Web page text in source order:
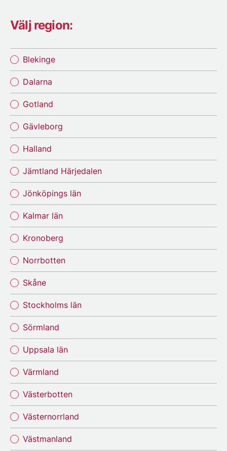
Välj region:
Blekinge
Dalarna
Gotland
Gävleborg
Halland
Jämtland Härjedalen
Jönköpings län
Kalmar län
Kronoberg
Norrbotten
Skåne
Stockholms län
Sörmland
Uppsala län
Värmland
Västerbotten
Västernorrland
Västmanland